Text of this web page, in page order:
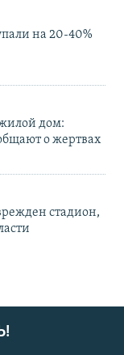
на 20-40%
дом:
о жертвах
стадион,